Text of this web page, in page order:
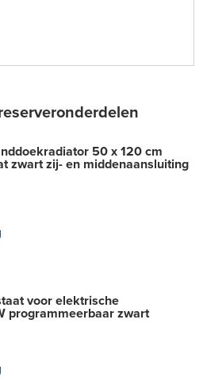
50 x 120 cm
zwart zij- en middenaansluiting
voor elektrische
programmeerbaar zwart